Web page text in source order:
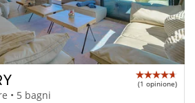
(1 opinione)
• 5 bagni